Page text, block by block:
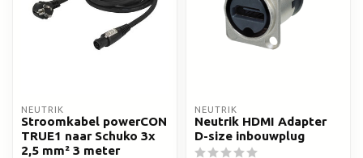
NEUTRIK
Stroomkabel powerCON
TRUE1 naar Schuko 3x
2,5 mm² 3 meter
NEUTRIK
Neutrik HDMI Adapter
D-size inbouwplug